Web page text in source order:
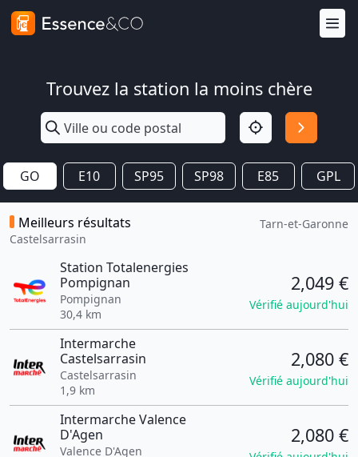
Trouvez la station la moins chère
GO E10 SP95 SP98 E85 GPL
Meilleurs résultats
Castelsarrasin
Tarn-et-Garonne
Station Totalenergies
Pompignan
Pompignan
30,4 km
2,049 €
Vérifié aujourd'hui
Intermarche
Castelsarrasin
Castelsarrasin
1,9 km
2,080 €
Vérifié aujourd'hui
Intermarche Valence
D'Agen
Valence D'Agen
2,080 €